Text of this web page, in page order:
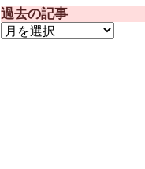
過去の記事